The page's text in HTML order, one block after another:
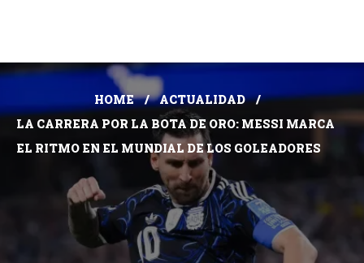
HOME
ACTUALIDAD
LA CARRERA POR LA BOTA DE ORO: MESSI MARCA
EL RITMO EN EL MUNDIAL DE LOS GOLEADORES